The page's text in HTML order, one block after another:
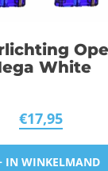
White
€17,95
IN WINKELMAND